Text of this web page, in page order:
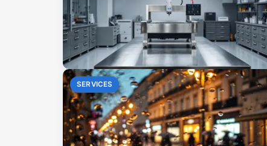
SERVICES